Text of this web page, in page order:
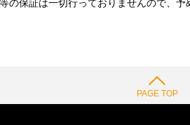
の保証は一切行っておりませんので、予
PAGE TOP